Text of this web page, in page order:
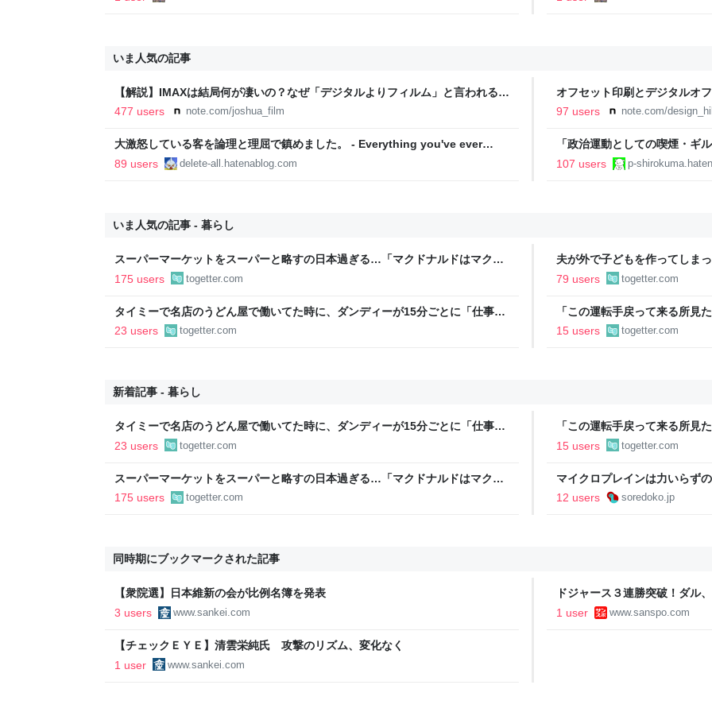
いま人気の記事
【解説】IMAXは結局何が凄いの？なぜ「デジタルよりフィルム」と言われるの
か？｜Joshua Connolly
477 users note.com/joshua_film
オフセット印刷とデジタルオ
と。｜デザインのひきだし
97 users note.com/
大激怒している客を論理と理屈で鎮めました。 - Everything you've ever
Dreamed
89 users delete-all.hatenablog.com
「政治運動としての喫煙・ギ
107 users
p-
いま人気の記事 - 暮らし
スーパーマーケットをスーパーと略すの日本過ぎる…「マクドナルドはマクド
であるべき」「海外でもある」など
175 users togetter.com
夫が外で子どもを作ってしま
金を包んで頭を下げに来ても
79 users togetter.com
タイミーで名店のうどん屋で働いてた時に、ダンディーが15分ごとに「仕事お
せえなあ0.5秒で一皿洗えねーと金払わねーぞw」「存在がうぜえんだよ早く消
えろ」と耳元に囁いてきた話
23 users togetter.com
「この運転手戻って来る所見
が御札で封印するようにベタ
15 users togetter.com
新着記事 - 暮らし
タイミーで名店のうどん屋で働いてた時に、ダンディーが15分ごとに「仕事お
せえなあ0.5秒で一皿洗えねーと金払わねーぞw」「存在がうぜえんだよ早く消
23 users togetter.com
「この運転手戻って来る所見
が御札で封印するようにベタ
15 users togetter.com
スーパーマーケットをスーパーと略すの日本過ぎる…「マクドナルドはマクド
であるべき」「海外でもある」など
175 users togetter.com
マイクロプレインは力いらず
12 users
soredoko.jp
同時期にブックマークされた記事
【衆院選】日本維新の会が比例名簿を発表
3 users
www.sankei.com
ドジャース３連勝突破！ダル
1 user
www.sanspo.com
【チェックＥＹＥ】清雲栄純氏 攻撃のリズム、変化なく
1 user
www.sankei.com